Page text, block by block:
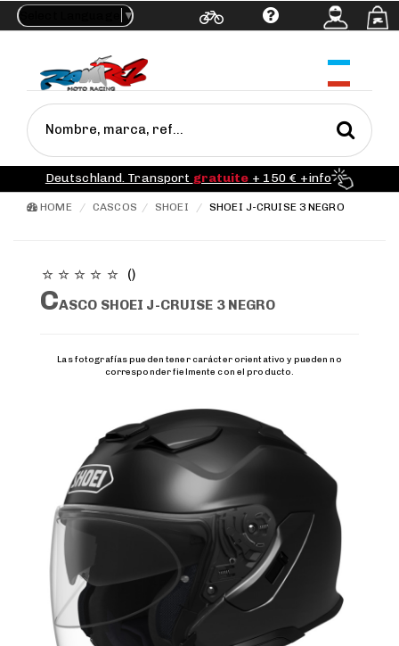
Select Language ▼
Ayuda
Portegratisa partir de 99 € +info
HOME CASCOS SHOEI SHOEI J-CRUISE 3 NEGRO
()
CASCO SHOEI J-CRUISE 3 NEGRO
Las fotografías pueden tener carácter orientativo y pueden no
corresponder fielmente con el producto.